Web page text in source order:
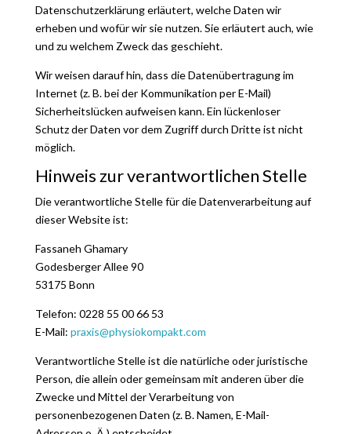
Datenschutzerklärung erläutert, welche Daten wir
erheben und wofür wir sie nutzen. Sie erläutert auch, wie
und zu welchem Zweck das geschieht.
Wir weisen darauf hin, dass die Datenübertragung im
Internet (z. B. bei der Kommunikation per E-Mail)
Sicherheitslücken aufweisen kann. Ein lückenloser
Schutz der Daten vor dem Zugriff durch Dritte ist nicht
möglich.
Hinweis zur verantwortlichen Stelle
Die verantwortliche Stelle für die Datenverarbeitung auf
dieser Website ist:
Fassaneh Ghamary
Godesberger Allee 90
53175 Bonn
Telefon: 0228 55 00 66 53
E-Mail: praxis@physiokompakt.com
Verantwortliche Stelle ist die natürliche oder juristische
Person, die allein oder gemeinsam mit anderen über die
Zwecke und Mittel der Verarbeitung von
personenbezogenen Daten (z. B. Namen, E-Mail-